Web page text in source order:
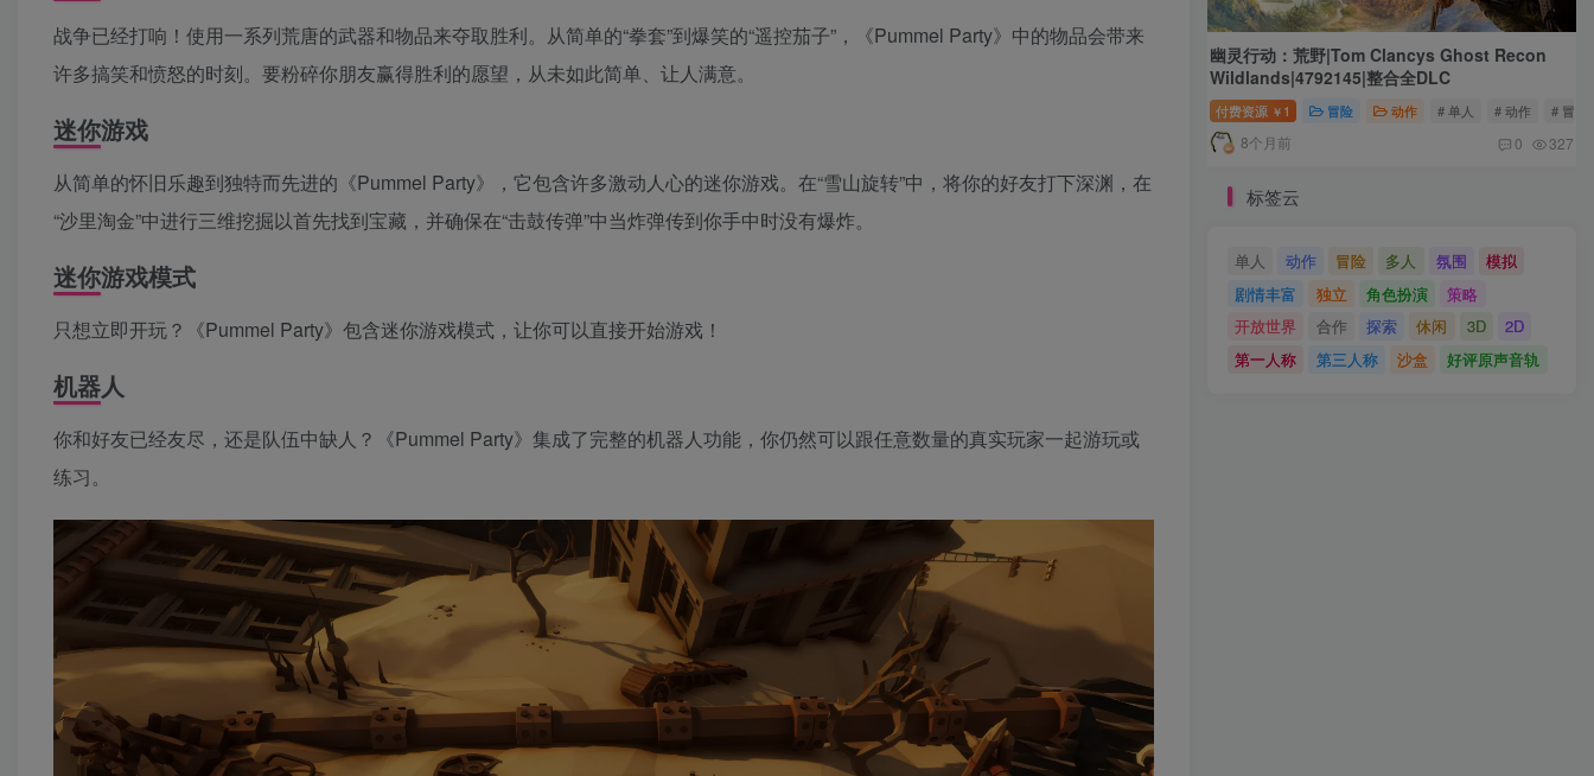
战争已经打响！使用一系列荒唐的武器和物品来夺取胜利。从简单的“拳套”到爆笑的“遥控茄子”，《Pummel Party》中的物品会带来
许多搞笑和愤怒的时刻。要粉碎你朋友赢得胜利的愿望，从未如此简单、让人满意。
迷你游戏
从简单的怀旧乐趣到独特而先进的《Pummel Party》，它包含许多激动人心的迷你游戏。在“雪山旋转”中，将你的好友打下深渊，在
“沙里淘金”中进行三维挖掘以首先找到宝藏，并确保在“击鼓传弹”中当炸弹传到你手中时没有爆炸。
迷你游戏模式
只想立即开玩？《Pummel Party》包含迷你游戏模式，让你可以直接开始游戏！
机器人
你和好友已经友尽，还是队伍中缺人？《Pummel Party》集成了完整的机器人功能，你仍然可以跟任意数量的真实玩家一起游玩或
练习。
幽灵行动：荒野|Tom Clancys Ghost Recon
Wildlands|4792145|整合全DLC
付费资源 ￥ 1 冒险 动作 # 单人 # 动作 # 冒险
8个月前 0 327
标签云
单人 动作 冒险 多人 氛围
模拟
剧情丰富
独立 角色扮演
策略
开放世界
合作 探索 休闲 3D
2D
第一人称
第三人称 沙盒 好评原声音轨